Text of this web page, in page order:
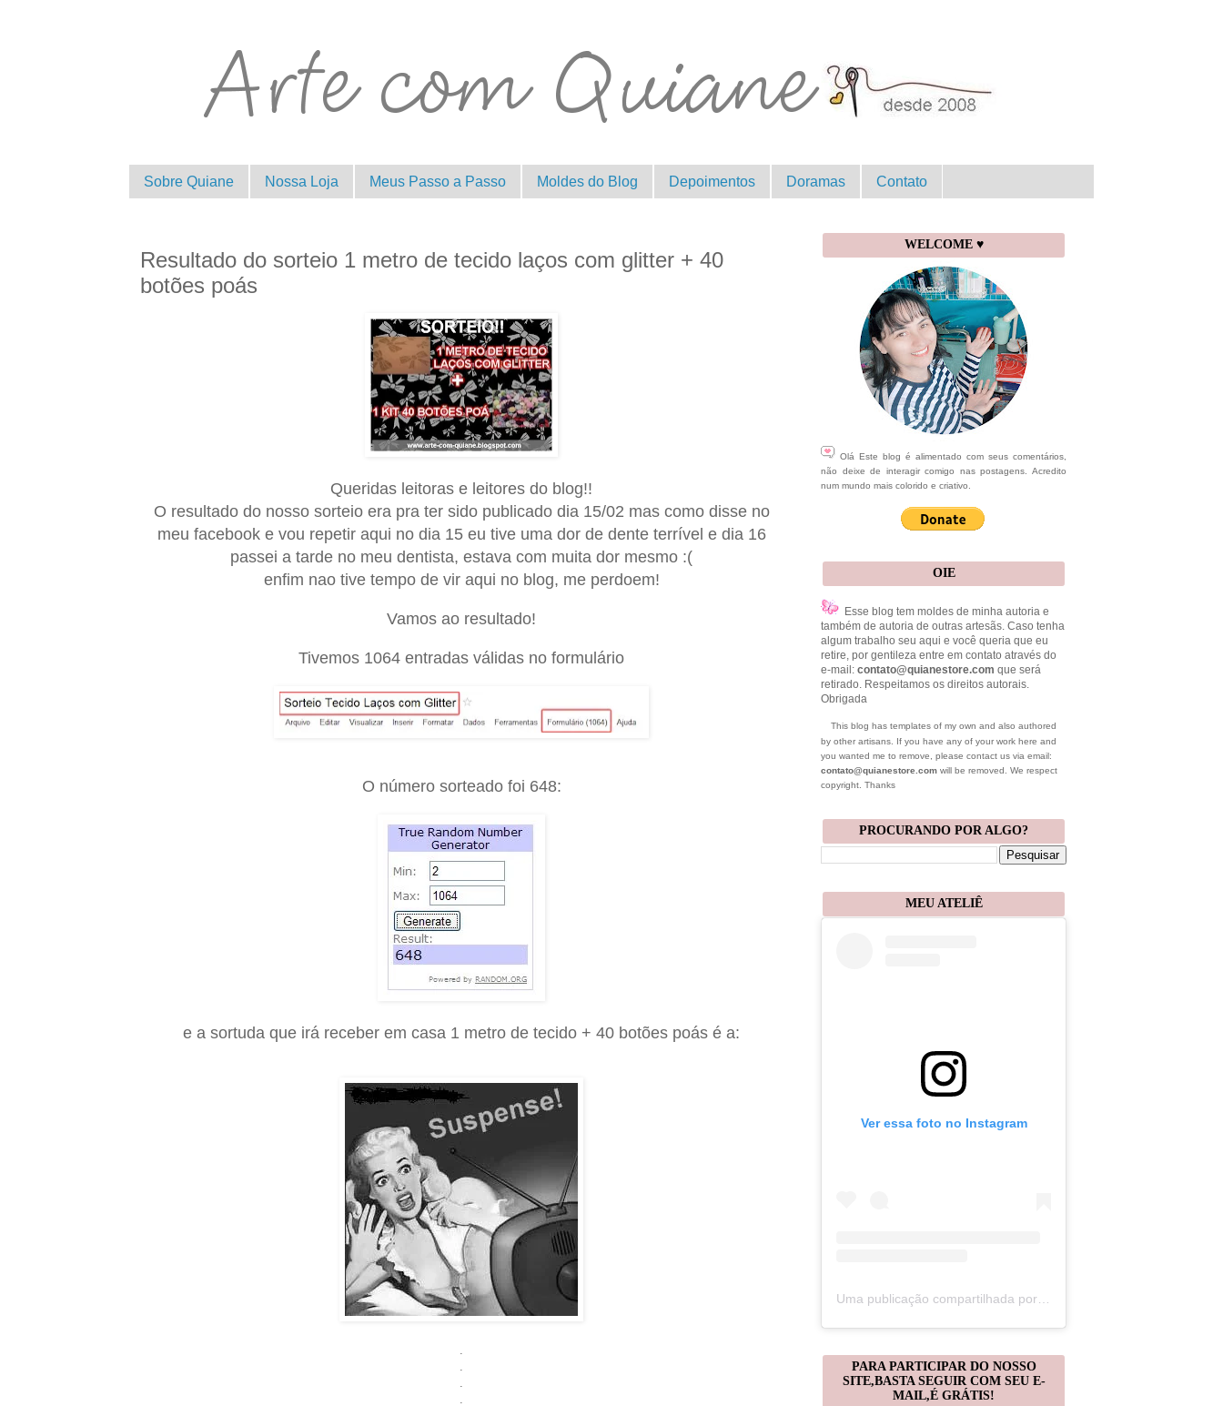
Sobre Quiane Nossa Loja Meus Passo a Passo Moldes do Blog Depoimentos Doramas Contato
Resultado do sorteio 1 metro de tecido laços com glitter + 40
botões poás
Queridas leitoras e leitores do blog!!
O resultado do nosso sorteio era pra ter sido publicado dia 15/02 mas como disse no
meu facebook e vou repetir aqui no dia 15 eu tive uma dor de dente terrível e dia 16
passei a tarde no meu dentista, estava com muita dor mesmo :(
enfim nao tive tempo de vir aqui no blog, me perdoem!
Vamos ao resultado!
Tivemos 1064 entradas válidas no formulário
O número sorteado foi 648:
e a sortuda que irá receber em casa 1 metro de tecido + 40 botões poás é a:
.
.
.
.
WELCOME ♥
Olá Este blog é alimentado com seus comentários,
não deixe de interagir comigo nas postagens. Acredito
num mundo mais colorido e criativo.
OIE
Esse blog tem moldes de minha autoria e
também de autoria de outras artesãs. Caso tenha
algum trabalho seu aqui e você queria que eu
retire, por gentileza entre em contato através do
e-mail: contato@quianestore.com que será
retirado. Respeitamos os direitos autorais.
Obrigada
This blog has templates of my own and also authored
by other artisans. If you have any of your work here and
you wanted me to remove, please contact us via email:
contato@quianestore.com will be removed. We respect
copyright. Thanks
PROCURANDO POR ALGO?
MEU ATELIÊ
Ver essa foto no Instagram
Uma publicação compartilhada por Christiane Gonçalves (@artecomquiane)
PARA PARTICIPAR DO NOSSO
SITE,BASTA SEGUIR COM SEU E-
MAIL,É GRÁTIS!